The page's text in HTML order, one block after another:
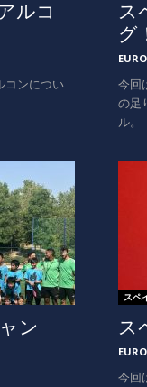
ルコ
コンについ
ス
グ
今回
の足
ル。
ン
スペ
ス
今回